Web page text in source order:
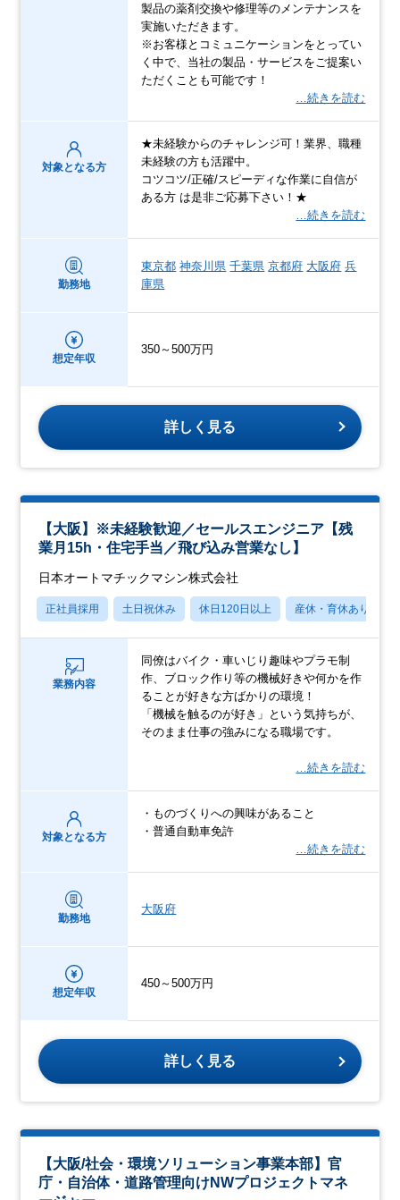
製品の薬剤交換や修理等のメンテナンスを
実施いただきます。
※お客様とコミュニケーションをとってい
く中で、当社の製品・サービスをご提案い
ただくことも可能です！
…続きを読む
対象となる方
★未経験からのチャレンジ可！業界、職種
未経験の方も活躍中。
コツコツ/正確/スピーディな作業に自信が
ある方 は是非ご応募下さい！★
…続きを読む
勤務地
東京都 神奈川県 千葉県 京都府 大阪府 兵
庫県
想定年収
350～500万円
詳しく見る
【大阪】※未経験歓迎／セールスエンジニア【残
業月15h・住宅手当／飛び込み営業なし】
日本オートマチックマシン株式会社
正社員採用 土日祝休み 休日120日以上 産休・育休あり
業務内容
同僚はバイク・車いじり趣味やプラモ制
作、ブロック作り等の機械好きや何かを作
ることが好きな方ばかりの環境！
「機械を触るのが好き」という気持ちが、
そのまま仕事の強みになる職場です。
…続きを読む
対象となる方
・ものづくりへの興味があること
・普通自動車免許
…続きを読む
勤務地
大阪府
想定年収
450～500万円
詳しく見る
【大阪/社会・環境ソリューション事業本部】官
庁・自治体・道路管理向けNWプロジェクトマネ